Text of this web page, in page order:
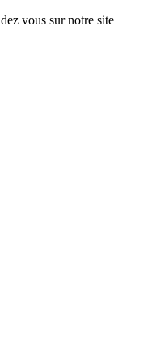
vous sur notre site